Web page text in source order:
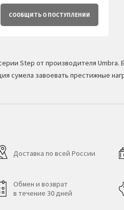
СООБЩИТЬО ПОСТУПЛЕНИИ
Step от производителя Umbra.
сумела завоевать престижные
Доставка по всей России
Обмен и возврат
в течение 30 дней